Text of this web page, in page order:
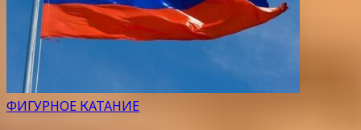
ФИГУРНОЕ КАТАНИЕ